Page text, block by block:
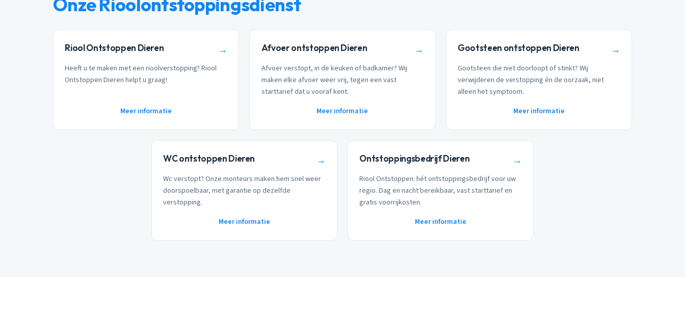
Riool Ontstoppen Dieren →
Heeft u te maken met een rioolverstopping? Riool
Ontstoppen Dieren helpt u graag!
Meer informatie
Afvoer ontstoppen Dieren →
Afvoer verstopt, in de keuken of badkamer? Wij
maken elke afvoer weer vrij, tegen een vast
starttarief dat u vooraf kent.
Meer informatie
Gootsteen ontstoppen Dieren →
Gootsteen die niet doorloopt of stinkt? Wij
verwijderen de verstopping én de oorzaak, niet
alleen het symptoom.
Meer informatie
WC ontstoppen Dieren →
Wc verstopt? Onze monteurs maken hem snel weer
doorspoelbaar, met garantie op dezelfde
verstopping.
Meer informatie
Ontstoppingsbedrijf Dieren →
Riool Ontstoppen: hét ontstoppingsbedrijf voor uw
regio. Dag en nacht bereikbaar, vast starttarief en
gratis voorrijkosten.
Meer informatie